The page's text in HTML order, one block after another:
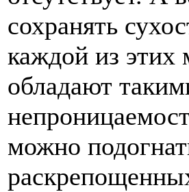
сохранять
каждой из этих
обладают
можно